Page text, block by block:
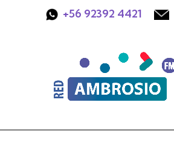
+56 92392 4421